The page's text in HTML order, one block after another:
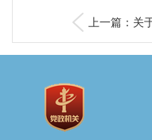
上一篇：关